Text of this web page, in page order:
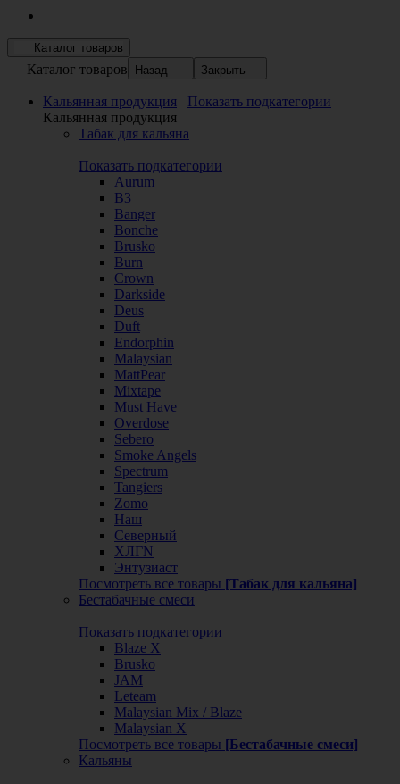
Каталог товаров
Каталог товаров Назад Закрыть
Кальянная продукция
Показать подкатегории
Кальянная продукция
Табак для кальяна
Показать подкатегории
Aurum
B3
Banger
Bonche
Brusko
Burn
Crown
Darkside
Deus
Duft
Endorphin
Malaysian
MattPear
Mixtape
Must Have
Overdose
Sebero
Smoke Angels
Spectrum
Tangiers
Zomo
Наш
Северный
ХЛГN
Энтузиаст
Посмотреть все товары [Табак для кальяна]
Бестабачные смеси
Показать подкатегории
Blaze X
Brusko
JAM
Leteam
Malaysian Mix / Blaze
Malaysian X
Посмотреть все товары [Бестабачные смеси]
Кальяны